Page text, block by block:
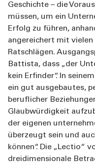
Geschichte – die
müssen, um ein
Erfolg zu führen,
angereichert mit vielen
Ratschlägen.
Battista, dass „der
kein Erfinder“. In
ein gut ausgebautes,
beruflicher
Glaubwürdigkeit
der eigenen
überzeugt sein und
können“. Die „Lectio“
dreidimensionale